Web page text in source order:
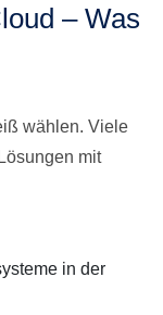
– Was
wählen. Viele
mit
in der